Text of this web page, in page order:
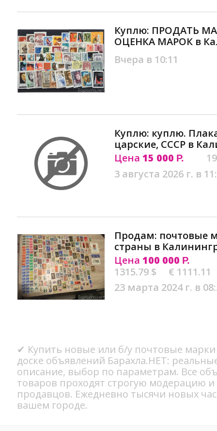
Куплю: ПРОДАТЬ
ОЦЕНКА МАРОК в
Вчера в 10:11
Куплю: куплю.
царские, СССР в
Цена 15 000 Р.
3 августа 2026 г. в
Продам: почтовые
страны в
Цена 100 000 Р.
1315.79 $
€ 1111.11
23 марта 2024 г. в
✔ Купить новые или б/у почтовые
доске объявлений Барахла.НЕТ:
описание, выбор по параметрам. Все
товаров проходят строгую модерацию
продавцов. Ежедневно тысячи новых
вашем городе.